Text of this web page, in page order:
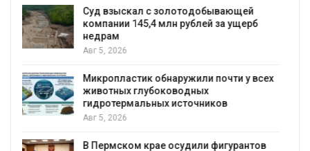
Спасённые от исчезновения крокодилы
всё чаще нападают на жителей
Малайзии
В России изменили правила защиты от
паводков, лесоустройства, рыболовства
и регистрации пестицидов